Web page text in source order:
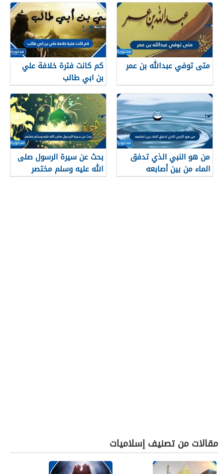
متى توفي عبدالله بن عمر
كم كانت فترة خلافة علي
بن ابي طالب
من هو النبي الذي تدفق
الماء من بين أصابعه
بحث عن سيرة الرسول صلى
الله عليه وسلم مختصر
مقالات من تصنيف إسلاميات